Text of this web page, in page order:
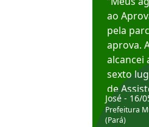
ao
pela
aprova.
alcancei
sexto
de
Hoje
José - 16/
Prefeitura
(Pará)